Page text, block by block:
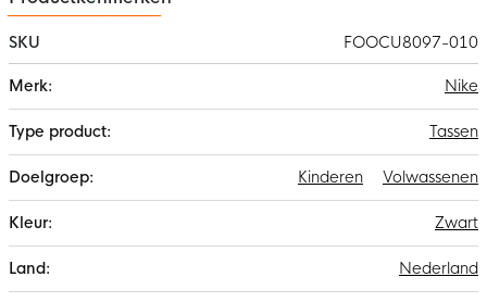
SKU
FOOCU8097-010
informatie
Nike
Tassen
Volwassenen
Kinderen
Zwart
Nederland